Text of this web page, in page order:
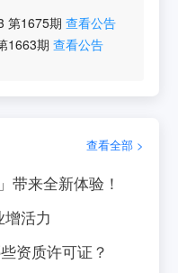
第1675期 查看公告
1663期 查看公告
查看全部 >
带来全新体验！
活力
资质许可证？